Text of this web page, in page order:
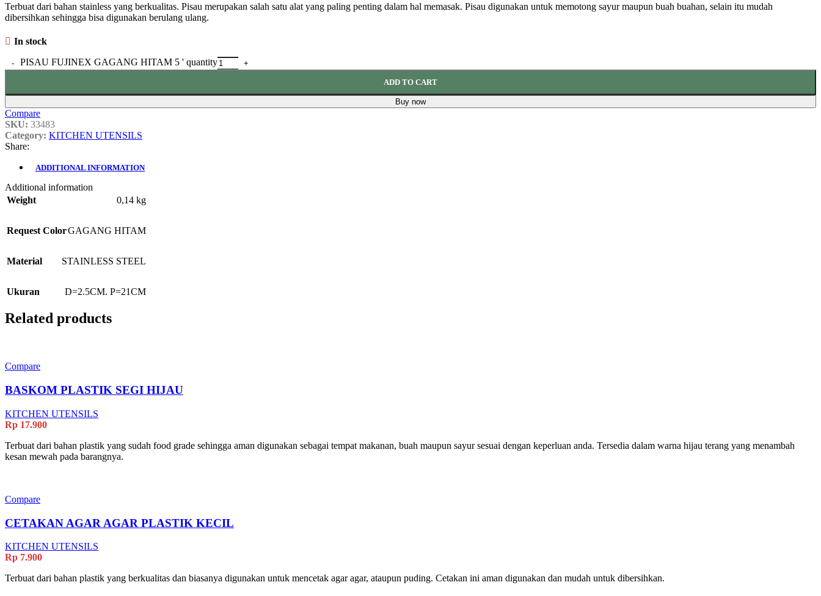
Gardening
Cleaning Tools
Doormats
Hand Tools
Terbuat dari bahan stainless yang berkualitas. Pisau merupakan salah satu alat yang paling penting dalam hal memasak. Pisau digunakan untuk memotong sayur maupun buah buahan, selain itu mudah
dibersihkan sehingga bisa digunakan berulang ulang.
In stock
PISAU FUJINEX GAGANG HITAM 5 ' quantity
ADD TO CART
Buy now
Compare
SKU: 33483
Category: KITCHEN UTENSILS
Share:
ADDITIONAL INFORMATION
Additional information
Weight
0,14 kg
Request ColorGAGANG HITAM
Material STAINLESS STEEL
Ukuran D=2.5CM. P=21CM
Related products
Compare
BASKOM PLASTIK SEGI HIJAU
KITCHEN UTENSILS
Rp 17.900
Terbuat dari bahan plastik yang sudah food grade sehingga aman digunakan sebagai tempat makanan, buah maupun sayur sesuai dengan keperluan anda. Tersedia dalam warna hijau terang yang menambah
kesan mewah pada barangnya.
Compare
CETAKAN AGAR AGAR PLASTIK KECIL
KITCHEN UTENSILS
Rp 7.900
Terbuat dari bahan plastik yang berkualitas dan biasanya digunakan untuk mencetak agar agar, ataupun puding. Cetakan ini aman digunakan dan mudah untuk dibersihkan.